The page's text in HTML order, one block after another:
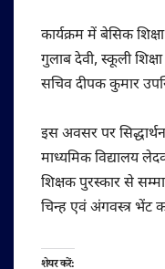
कार्यक्रम में बेसिक
गुलाब देवी, स्कूली
सचिव दीपक कुमार
इस अवसर पर
माध्यमिक विद्यालय
शिक्षक पुरस्कार से
चिन्ह एवं अंगवस्त्र भेंट